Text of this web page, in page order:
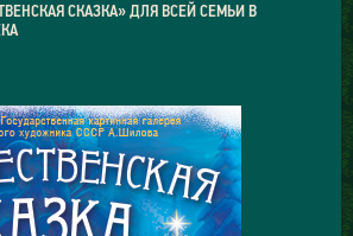
СКАЗКА» ДЛЯ ВСЕЙ СЕМЬИ В